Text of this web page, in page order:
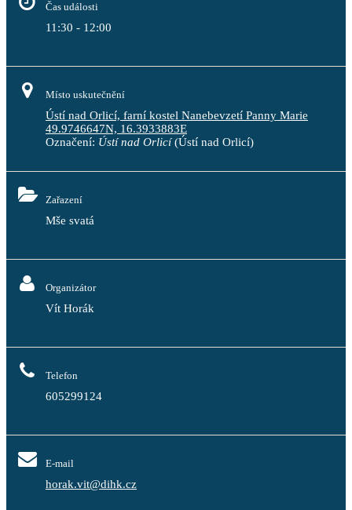
Čas události
11:30 - 12:00
Místo uskutečnění
Ústí nad Orlicí, farní kostel Nanebevzetí Panny Marie
49.9746647N, 16.3933883E
Označení: Ústí nad Orlicí(Ústí nad Orlicí)
Zařazení
Mše svatá
Organizátor
Vít Horák
Telefon
605299124
E-mail
horak.vit@dihk.cz